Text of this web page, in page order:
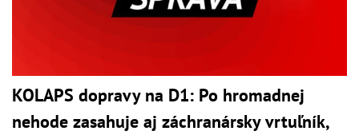
KOLAPS dopravy na D1: Po hromadnej
nehode zasahuje aj záchranársky vrtuľník,